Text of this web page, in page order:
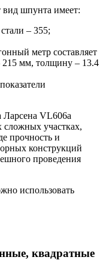
вид шпунта имеет:
– 355;
метр составляет
215 мм, толщину – 13.4
Ларсена VL606a
сложных участках,
прочность и
конструкций
проведения
использовать
квадратные